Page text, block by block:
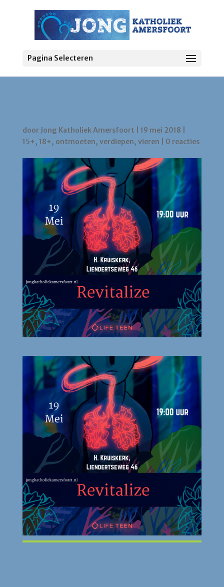
Pagina Selecteren
door Jong Katholiek Amersfoort 19 mei 2018
15+, 18+, ontmoeten, verdiepen, vieren 0 reacties